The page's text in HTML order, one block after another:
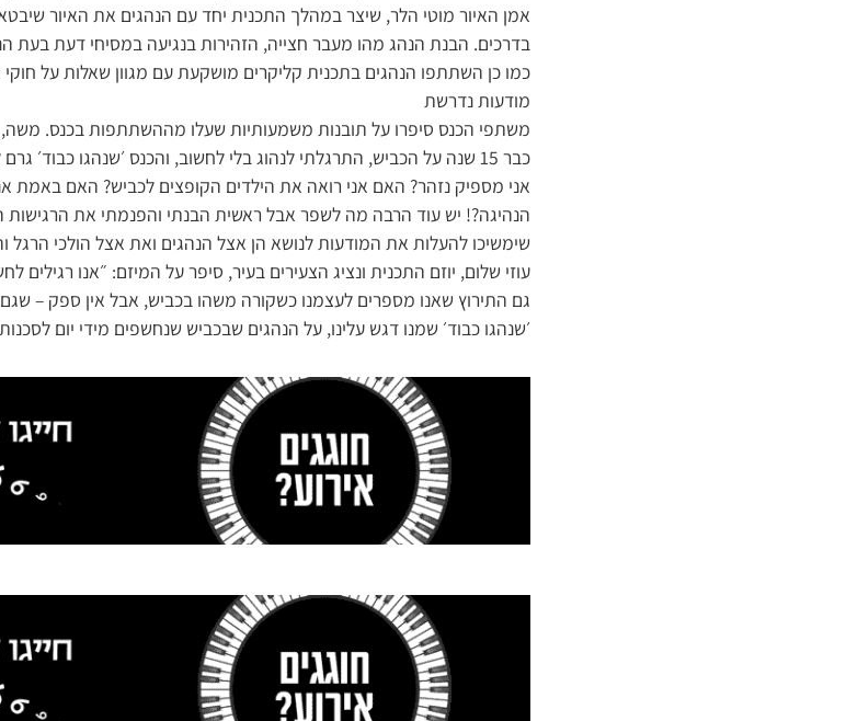
אמן האיור מוטי הלר, שיצר במהלך התכנית יחד עם הנהגים את האיור
בדרכים. הבנת הנהג מהו מעבר חצייה, הזהירות בנגיעה במסיחי דעת בעת
כמו כן השתתפו הנהגים בתכנית קליקרים מושקעת עם מגוון שאלות על חוקי
מודעות נדרשת
כבר 15 שנה על הכביש, התרגלתי לנהוג בלי לחשוב, והכנס ׳שנהגו
אני מספיק נזהר? האם אני רואה את הילדים הקופצים לכביש? האם באמת
הנהיגה?! יש עוד הרבה מה לשפר אבל ראשית הבנתי והפנמתי את הרגישות
שימשיכו להעלות את המודעות לנושא הן אצל הנהגים ואת אצל הולכי הרגל
עוזי שלום, יוזם התכנית ונציג הצעירים בעיר, סיפר על המיזם: ״אנו רגילים
גם התירוץ שאנו מספרים לעצמנו כשקורה משהו בכביש, אבל אין ספק –
׳שנהגו כבוד׳ שמנו דגש עלינו, על הנהגים שבכביש שנחשפים מידי יום